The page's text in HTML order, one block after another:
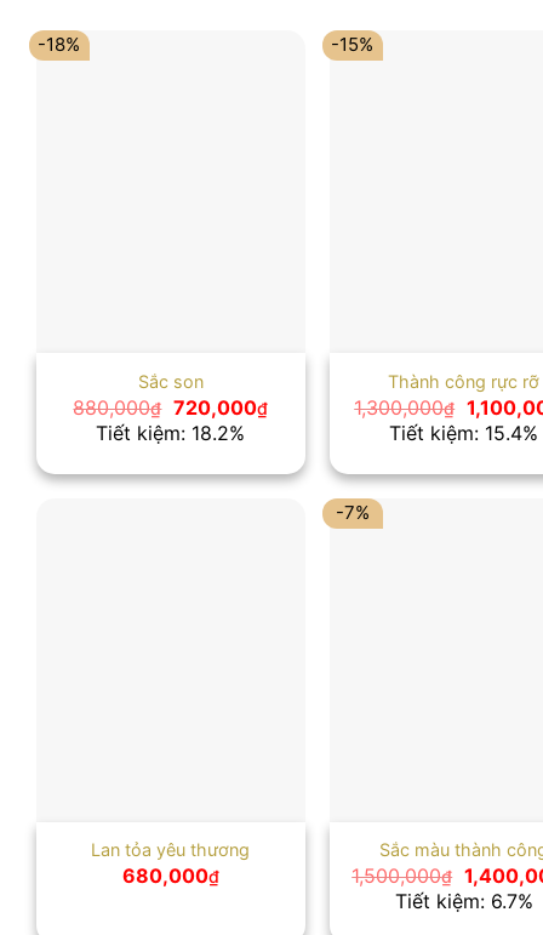
-18%
Sắc son
880,000₫ Giá
gốc
là:
720,000₫Giá
720,000₫.
Tiết kiệm: 18.2%
-15%
Thành công rực rỡ
1,300,000₫ Giá
gốc
là:
Tiết kiệm: 15.4%
Lan tỏa yêu thương
680,000₫
-7%
Sắc màu thành
1,500,000₫ Giá
gốc
là:
Tiết kiệm: 6.7%